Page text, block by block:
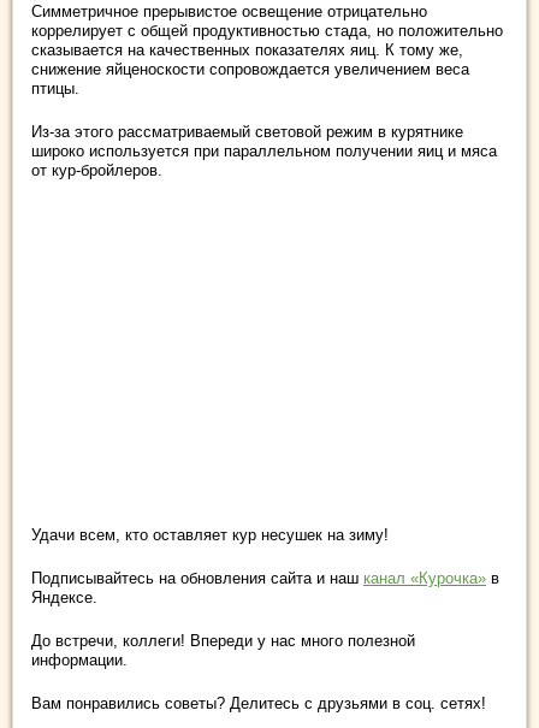
Симметричное прерывистое освещение отрицательно
коррелирует с общей продуктивностью стада, но положительно
сказывается на качественных показателях яиц. К тому же,
снижение яйценоскости сопровождается увеличением веса
птицы.
Из-за этого рассматриваемый световой режим в курятнике
широко используется при параллельном получении яиц и мяса
от кур-бройлеров.
Удачи всем, кто оставляет кур несушек на зиму!
Подписывайтесь на обновления сайта и наш канал «Курочка» в
Яндексе.
До встречи, коллеги! Впереди у нас много полезной
информации.
Вам понравились советы? Делитесь с друзьями в соц. сетях!